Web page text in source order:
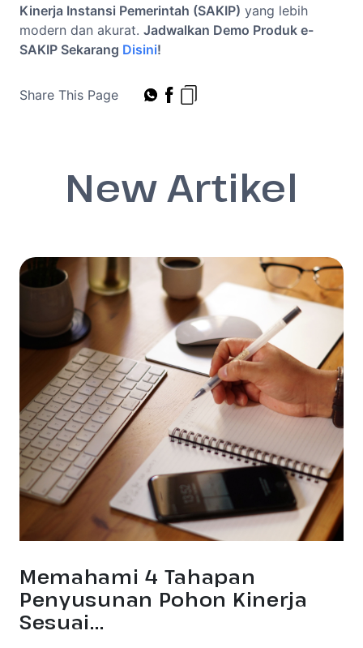
Kinerja Instansi Pemerintah (SAKIP) yang lebih
modern dan akurat. Jadwalkan Demo Produk e-
SAKIP Sekarang Disini!
Share This Page
New Artikel
Memahami 4 Tahapan
Penyusunan Pohon Kinerja
Sesuai...